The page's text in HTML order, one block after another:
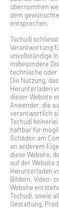
übernommen
dem
entsprechen.
Tschudi
Verantwortung
unvollständige
Insbesondere
technische oder
Die Nutzung,
Herunterladen
dieser Website
Anwender, die
verantwortlich
Tschudi
haftbar für
Schäden am
an anderem
diese Website,
auf der Website
Herunterladen
Bildern, Video-
Website
Tschudi, sowie
Gestaltung,